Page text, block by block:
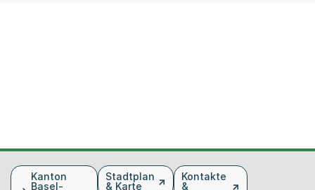
FusszeileKanton
Basel-
Stadtplan
& Karte
Kontakte
&